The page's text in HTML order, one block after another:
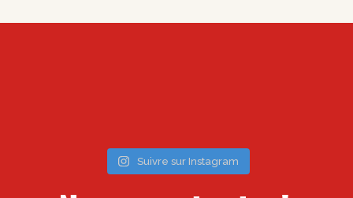
Suivre sur Instagram